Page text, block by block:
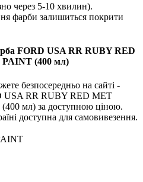
через 5-10 хвилин).
фарби залишиться покрити
FORD USA RR RUBY RED
(400 мл)
безпосередньо на сайті -
USA RR RUBY RED MET
мл) за доступною ціною.
доступна для самовивезення.